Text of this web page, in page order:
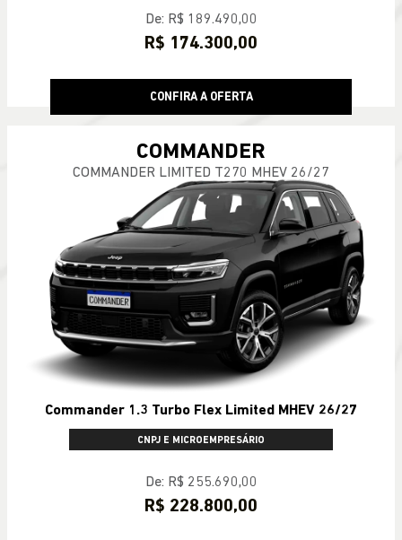
De: R$ 189.490,00
R$ 174.300,00
CONFIRA A OFERTA
COMMANDER
COMMANDER LIMITED T270 MHEV 26/27
Commander 1.3 Turbo Flex Limited MHEV 26/27
CNPJ E MICROEMPRESÁRIO
De: R$ 255.690,00
R$ 228.800,00